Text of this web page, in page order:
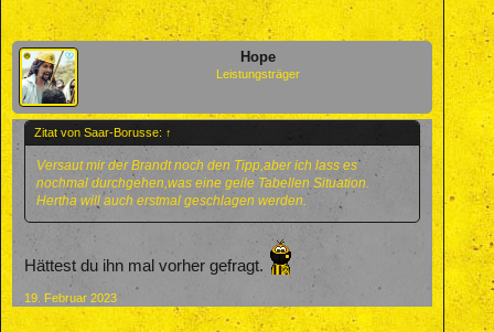
Hope
Leistungsträger
Zitat von Saar-Borusse: ↑
Versaut mir der Brandt noch den Tipp,aber ich lass es
nochmal durchgehen,was eine geile Tabellen Situation.
Hertha will auch erstmal geschlagen werden.
Hättest du ihn mal vorher gefragt.
19. Februar 2023